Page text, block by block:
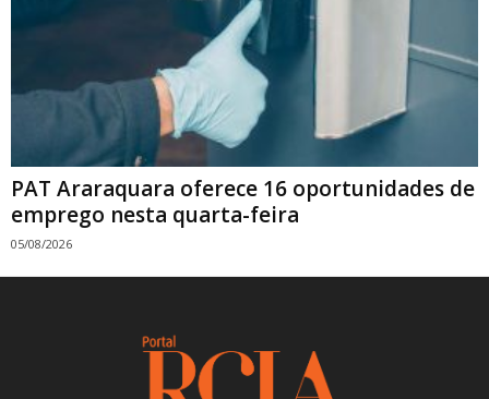
PAT Araraquara oferece 16 oportunidades de
emprego nesta quarta-feira
05/08/2026